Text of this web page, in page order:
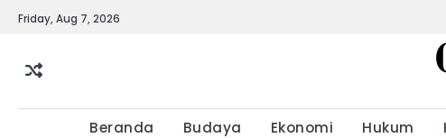
SkipFriday, Aug 7, 2026
Beranda Budaya Ekonomi Hukum